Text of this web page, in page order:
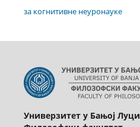
за когнитивне неуронауке
Универзитет у Бањој Луци